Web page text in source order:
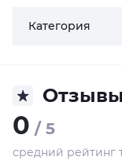
Категория
Отзывы
0 / 5
средний рейтинг